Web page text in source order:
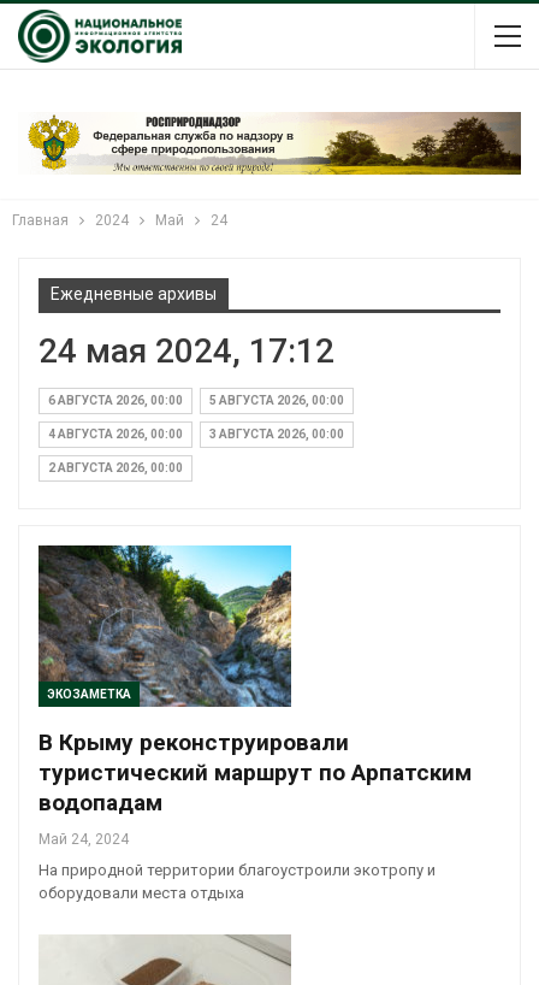
Главная 2024 Май 24
Ежедневные архивы
24 мая 2024, 17:12
6 АВГУСТА 2026, 00:00 5 АВГУСТА 2026, 00:00
4 АВГУСТА 2026, 00:00 3 АВГУСТА 2026, 00:00
2 АВГУСТА 2026, 00:00
ЭКОЗАМЕТКА
В Крыму реконструировали
туристический маршрут по Арпатским
водопадам
Май 24, 2024
На природной территории благоустроили экотропу и
оборудовали места отдыха